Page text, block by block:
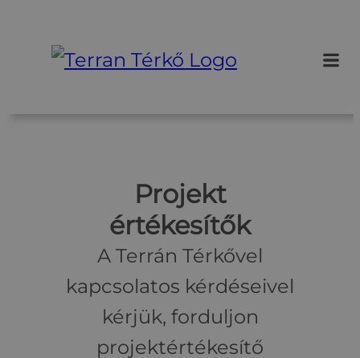
Projekt
értékesítők
A Terrán Térkővel
kapcsolatos kérdéseivel
kérjük, forduljon
projektértékesítő